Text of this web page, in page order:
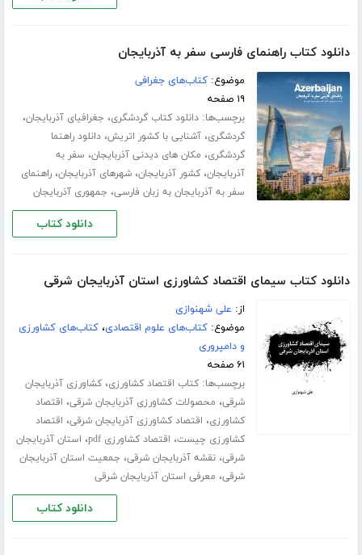
دانلود کتاب راهنمای فارسی سفر به آذربایجان
موضوع:کتاب‌های جغرافی
۱۹ صفحه
برچسب‌ها:دانلود کتاب گردشگری، جغرافیای آذربایجان،
گردشگری،آشنایی با کشور اتریش،دانلود راهنما
گردشگری، مکان های دیدنی آذربایجان، سفر به
آذربایجان،کشور آذربایجان،شهرهای آذربایجان،راهنمای
سفر به آذربایجان به زبان فارسی، جمهوری آذربایجان
دانلود کتاب
دانلود کتاب سیمای اقتصاد کشاورزی استان آذربایجان شرقی
از: علی شهنوازی
موضوع:کتاب‌های علوم اقتصادی،کتاب‌های کشاورزی
و دامپروری
۶۱ صفحه
برچسب‌ها:کتاب اقتصاد کشاورزی،کشاورزی آذربایجان
شرقی، محصولات کشاورزی آذربایجان شرقی، اقتصاد
کشاورزی، اقتصاد کشاورزی آذربایجان شرقی، اقتصاد
کشاورزی چیست، اقتصاد کشاورزی pdf ، استان آذربایجان
شرقی،نقشه آذربایجان شرقی، جمعیت استان آذربایجان
شرقی، معرفی استان آذربایجان شرقی
دانلود کتاب